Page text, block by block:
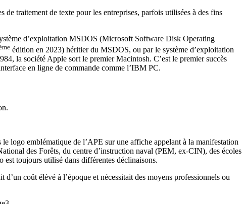
de traitement de texte pour les entreprises, parfois utilisées à des fins
d’exploitation MSDOS (Microsoft Software Disk Operating
édition en 2023) héritier du MSDOS, ou par le système d’exploitation
la société Apple sort le premier Macintosh. C’est le premier succès
en ligne de commande comme l’IBM PC.
logo emblématique de l’APE sur une affiche appelant à la manifestation
des Forêts, du centre d’instruction naval (PEM, ex-CIN), des écoles
est toujours utilisé dans différentes déclinaisons.
coût élévé à l’époque et nécessitait des moyens professionnels ou